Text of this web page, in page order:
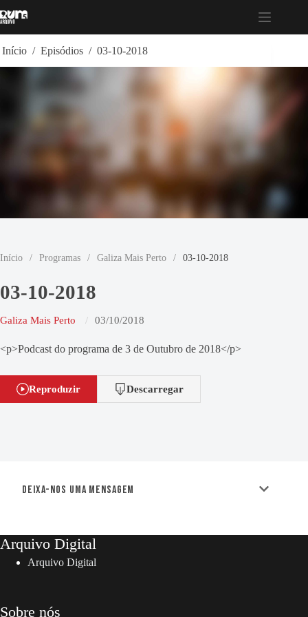
para
Início / Episódios / 03-10-2018
Início / Programas / Galiza Mais Perto / 03-10-2018
03-10-2018
Galiza Mais Perto 03/10/2018
<p>Podcast do programa de 3 de Outubro de 2018</p>
Reproduzir Descarregar
Deixa-nos uma mensagem
Arquivo Digital
Arquivo Digital
Sobre nós